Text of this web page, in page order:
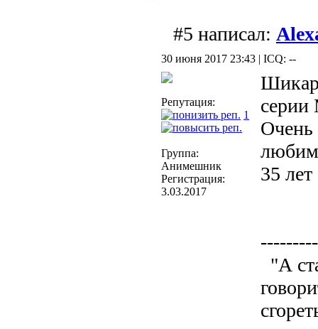
#5 написал:
30 июня 2017 23:43 | ICQ: --
Репутация:
1
Группа:
Анимешник
Регистрация:
3.03.2017
серии
Очень
35 лет
"А